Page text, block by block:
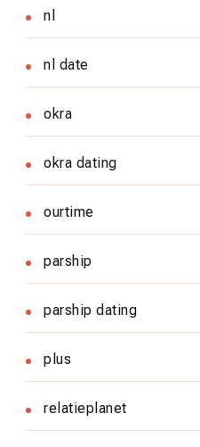
nl
nl date
okra
okra dating
ourtime
parship
parship dating
plus
relatieplanet